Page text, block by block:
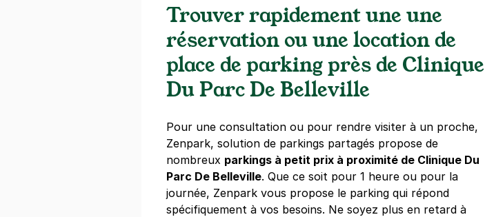
Paris 20
25 rue du Retrait
75020 Paris
4,7 (11 avis)
20 €
65 €/semaine (tarifs dégressifs)
+ Abonnements disponibles
Ménilmontant - Paris 20
16 rue des Maronites
75020
Paris
Trouver rapidement une une
réservation ou une location de
place de parking près de Clinique
Du Parc De Belleville
Pour une consultation ou pour rendre visiter à un proche,
Zenpark, solution de parkings partagés propose de
nombreux parkings à petit prix à proximité de Clinique Du
Parc De Belleville. Que ce soit pour 1 heure ou pour la
journée, Zenpark vous propose le parking qui répond
spécifiquement à vos besoins. Ne soyez plus en retard à